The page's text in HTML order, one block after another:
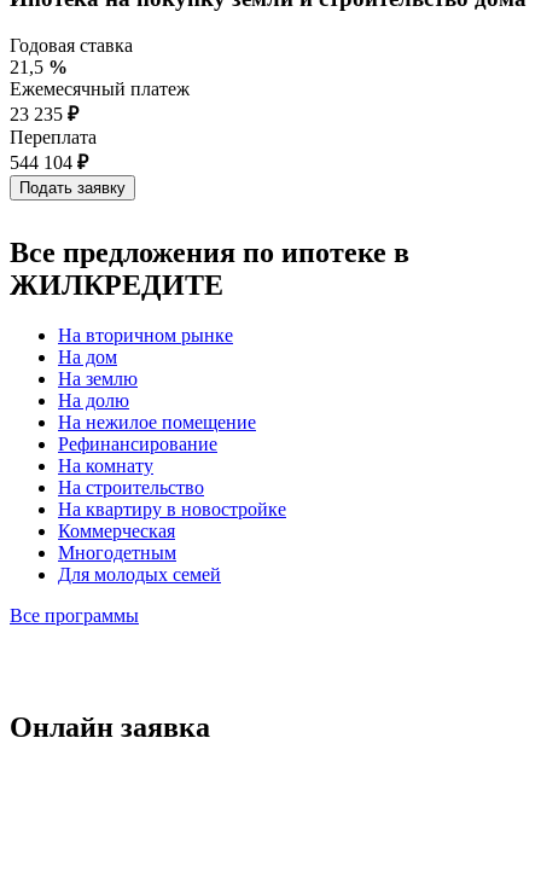
Годовая ставка
21,5 %
Ежемесячный платеж
23 235 ₽
Переплата
544 104 ₽
Все предложения по ипотеке в
ЖИЛКРЕДИТЕ
На вторичном рынке
На дом
На землю
На долю
На нежилое помещение
Рефинансирование
На комнату
На строительство
На квартиру в новостройке
Коммерческая
Многодетным
Для молодых семей
Все программы
Онлайн заявка